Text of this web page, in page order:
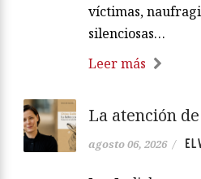
víctimas,
silenciosas…
Leer más
La atención
agosto 06, 2026 /